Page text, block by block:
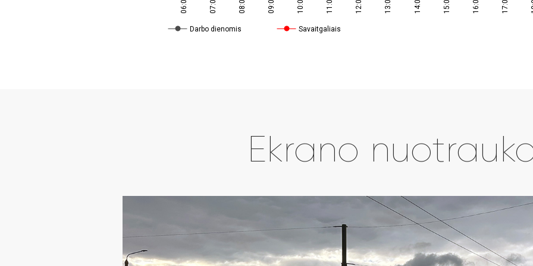
Darbo dienomis Savaitgaliais
Ekrano